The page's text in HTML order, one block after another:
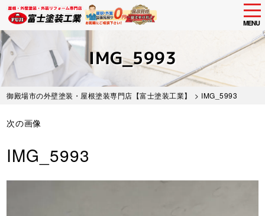
Skip
to
main
content
MENU
IMG_5993
御殿場市の外壁塗装・屋根塗装専門店【富士塗装工業】 > IMG_5993
次の画像
IMG_5993